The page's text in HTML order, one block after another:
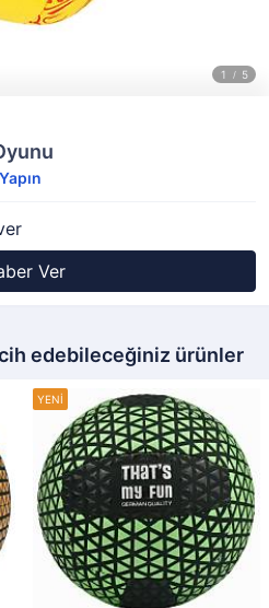
Ver
edebileceğiniz ürünler